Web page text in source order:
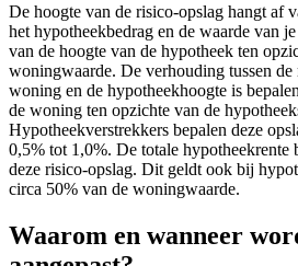
De hoogte van de risico-opslag hangt af
het hypotheekbedrag en de waarde van
van de hoogte van de hypotheek ten
woningwaarde. De verhouding tussen de
woning en de hypotheekhoogte is
de woning ten opzichte van de
Hypotheekverstrekkers bepalen deze
0,5% tot 1,0%. De totale hypotheekrente
deze risico-opslag. Dit geldt ook bij
circa 50% van de woningwaarde.
Waarom en wanneer